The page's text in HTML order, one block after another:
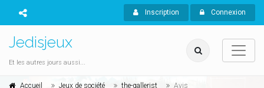
Inscription Connexion
Jedisjeux
Et les autres jours aussi...
Accueil Jeux de société the-gallerist Avis